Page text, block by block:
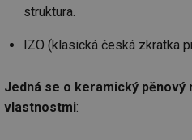
struktura.
IZO (klasická česká zkratka
Jedná se o keramický pěnový
vlastnostmi: